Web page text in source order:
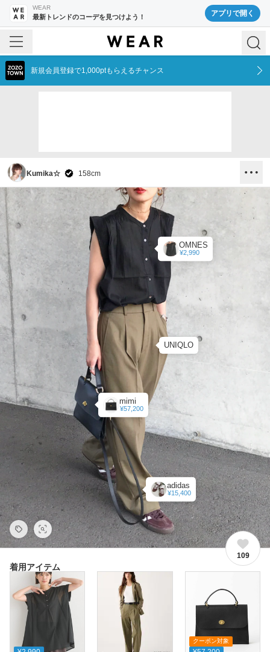
WEAR
最新トレンドのコーデを見つけよう！ アプリで開く
新規会員登録で1,000ptもらえるチャンス
Kumika☆ 158cm
OMNES
¥2,990
UNIQLO
mimi
¥57,200
adidas
¥15,400
109
着用アイテム
クーポン対象